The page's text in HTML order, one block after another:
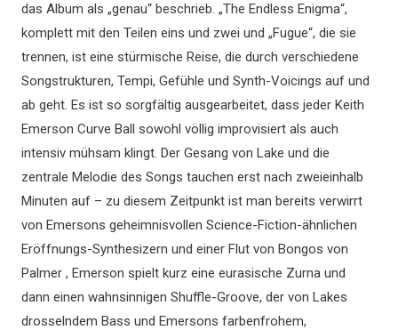
das Album als „genau“ beschrieb. „The Endless Enigma“,
komplett mit den Teilen eins und zwei und „Fugue“, die sie
trennen, ist eine stürmische Reise, die durch verschiedene
Songstrukturen, Tempi, Gefühle und Synth-Voicings auf und
ab geht. Es ist so sorgfältig ausgearbeitet, dass jeder Keith
Emerson Curve Ball sowohl völlig improvisiert als auch
intensiv mühsam klingt. Der Gesang von Lake und die
zentrale Melodie des Songs tauchen erst nach zweieinhalb
Minuten auf – zu diesem Zeitpunkt ist man bereits verwirrt
von Emersons geheimnisvollen Science-Fiction-ähnlichen
Eröffnungs-Synthesizern und einer Flut von Bongos von
Palmer , Emerson spielt kurz eine eurasische Zurna und
dann einen wahnsinnigen Shuffle-Groove, der von Lakes
drosselndem Bass und Emersons farbenfrohem,